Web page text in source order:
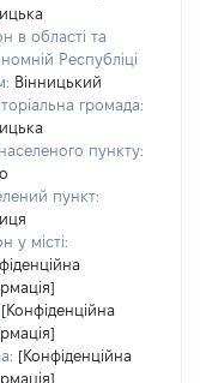
в області та
Республіці
Вінницький
громада:
пункту:
пункт:
у місті:
[Конфіденційна
[Конфіденційна